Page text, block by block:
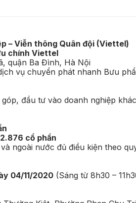
– Viễn thông Quân đội (Viettel)
chính Viettel
quận Ba Đình, Hà Nội
vụ chuyển phát nhanh Bưu
đầu tư vào doanh nghiệp khác
cổ phần
ngoài nước đủ điều kiện theo
04/11/2020 (Sáng từ 8h30 –